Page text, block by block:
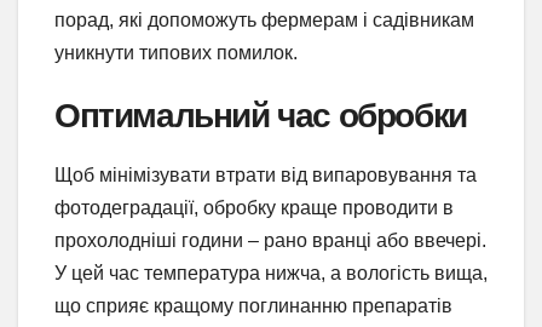
порад, які допоможуть фермерам і садівникам
уникнути типових помилок.
Оптимальний час обробки
Щоб мінімізувати втрати від випаровування та
фотодеградації, обробку краще проводити в
прохолодніші години – рано вранці або ввечері.
У цей час температура нижча, а вологість вища,
що сприяє кращому поглинанню препаратів